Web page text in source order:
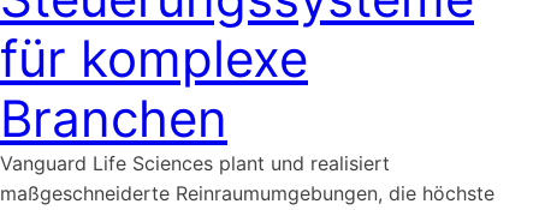
für komplexe
Branchen
Vanguard Life Sciences plant und realisiert
maßgeschneiderte Reinraumumgebungen, die höchste